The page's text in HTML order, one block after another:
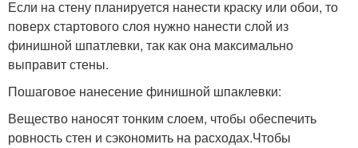
Если на стену планируется нанести краску или обои, то
поверх стартового слоя нужно нанести слой из
финишной шпатлевки, так как она максимально
выправит стены.
Пошаговое нанесение финишной шпаклевки:
Вещество наносят тонким слоем, чтобы обеспечить
ровность стен и сэкономить на расходах.Чтобы